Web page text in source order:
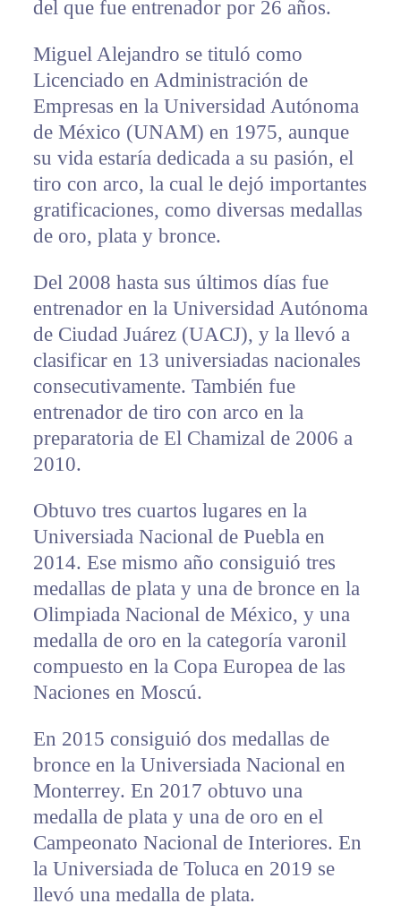
del que fue entrenador por 26 años.
Miguel Alejandro se tituló como
Licenciado en Administración de
Empresas en la Universidad Autónoma
de México (UNAM) en 1975, aunque
su vida estaría dedicada a su pasión, el
tiro con arco, la cual le dejó importantes
gratificaciones, como diversas medallas
de oro, plata y bronce.
Del 2008 hasta sus últimos días fue
entrenador en la Universidad Autónoma
de Ciudad Juárez (UACJ), y la llevó a
clasificar en 13 universiadas nacionales
consecutivamente. También fue
entrenador de tiro con arco en la
preparatoria de El Chamizal de 2006 a
2010.
Obtuvo tres cuartos lugares en la
Universiada Nacional de Puebla en
2014. Ese mismo año consiguió tres
medallas de plata y una de bronce en la
Olimpiada Nacional de México, y una
medalla de oro en la categoría varonil
compuesto en la Copa Europea de las
Naciones en Moscú.
En 2015 consiguió dos medallas de
bronce en la Universiada Nacional en
Monterrey. En 2017 obtuvo una
medalla de plata y una de oro en el
Campeonato Nacional de Interiores. En
la Universiada de Toluca en 2019 se
llevó una medalla de plata.